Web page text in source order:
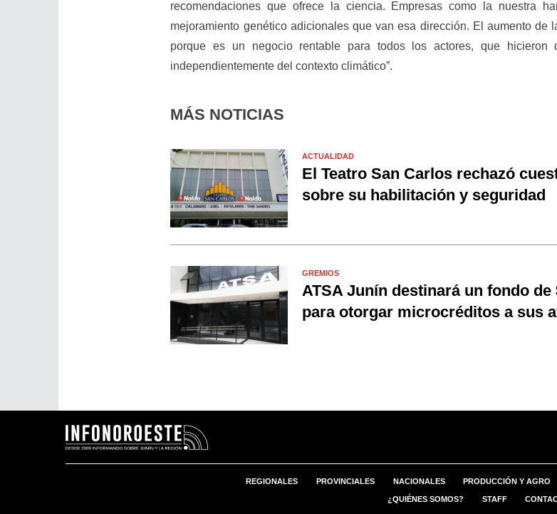
recomendaciones que ofrece la ciencia. Empresas como la nuestra
mejoramiento genético adicionales que van esa dirección. El aumento de
porque es un negocio rentable para todos los actores, que
independientemente del contexto climático”.
MÁS NOTICIAS
ACTUALIDAD
El Teatro San Carlos rechazó
sobre su habilitación y seguridad
GREMIOS
ATSA Junín destinará un fondo de
para otorgar microcréditos a sus
REGIONALES PROVINCIALES NACIONALES PRODUCCIÓN Y AGRO
¿QUIÉNES SOMOS? STAFF